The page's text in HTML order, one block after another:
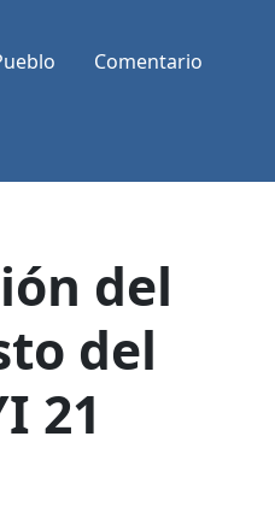
Comentario
del
del
21